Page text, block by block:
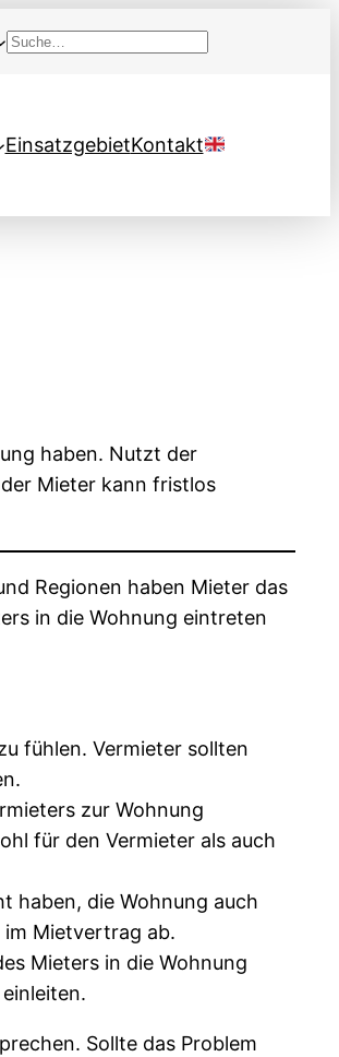
Suchen
EinsatzgebietKontakt
haben. Nutzt der
Mieter kann fristlos
Regionen haben Mieter das
in die Wohnung eintreten
fühlen. Vermieter sollten
zur Wohnung
für den Vermieter als auch
haben, die Wohnung auch
Mietvertrag ab.
Mieters in die Wohnung
Sollte das Problem